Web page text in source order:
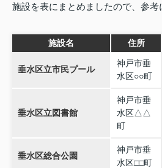
施設を表にまとめましたので、参考
施設名 住所
垂水区立市民プール
神戸市垂
水区○○町
垂水区立図書館
神戸市垂
水区△△
町
垂水区総合公園
神戸市垂
水区□□町